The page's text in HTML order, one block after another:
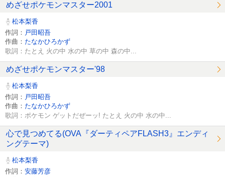
めざせポケモンマスター2001
松本梨香
作詞： 戸田昭吾
作曲： たなかひろかず
歌詞：たとえ 火の中 水の中 草の中 森の中...
めざせポケモンマスター'98
松本梨香
作詞： 戸田昭吾
作曲： たなかひろかず
歌詞：ポケモン ゲットだぜーッ! たとえ 火の中 水の中...
心で見つめてる(OVA『ダーティペアFLASH3』エンディ
ングテーマ)
松本梨香
作詞： 安藤芳彦